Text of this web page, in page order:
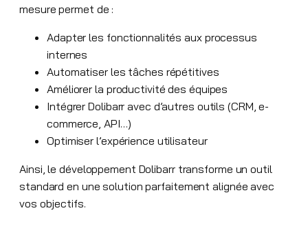
mesure permet de :
Adapter les fonctionnalités aux processus
internes
Automatiser les tâches répétitives
Améliorer la productivité des équipes
Intégrer Dolibarr avec d’autres outils (CRM, e-
commerce, API…)
Optimiser l’expérience utilisateur
Ainsi, le développement Dolibarr transforme un outil
standard en une solution parfaitement alignée avec
vos objectifs.